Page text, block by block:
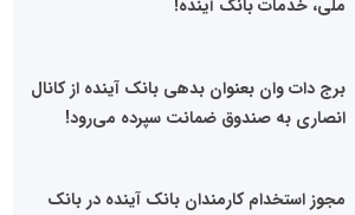
ملی، خدمات بانک آینده!
برج دات وان بعنوان بدهی بانک آینده از کانال
انصاری به صندوق ضمانت سپرده می‌رود!
مجوز استخدام کارمندان بانک آینده در بانک